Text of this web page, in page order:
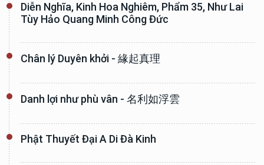
Diễn Nghĩa, Kinh Hoa Nghiêm, Phẩm 35, Như Lai
Tùy Hảo Quang Minh Công Đức
Chân lý Duyên khởi - 緣起真理
Danh lợi như phù vân - 名利如浮雲
Phật Thuyết Đại A Di Đà Kinh